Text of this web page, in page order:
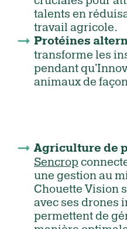
talents en
travail agricole.
Protéines
transforme les
pendant
animaux de
Agriculture de
Sencrop
une gestion au
Chouette Vision
avec ses drones
permettent de